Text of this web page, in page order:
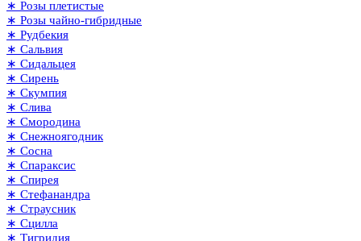
∗ Розы плетистые
∗ Розы чайно-гибридные
∗ Рудбекия
∗ Сальвия
∗ Сидальцея
∗ Сирень
∗ Скумпия
∗ Слива
∗ Смородина
∗ Снежноягодник
∗ Сосна
∗ Спараксис
∗ Спирея
∗ Стефанандра
∗ Страусник
∗ Сцилла
∗ Тигридия